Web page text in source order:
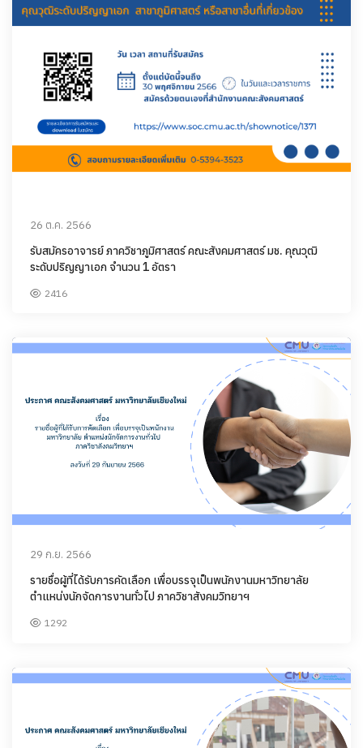
26 ต.ค. 2566
รับสมัครอาจารย์ ภาควิชาภูมิศาสตร์ คณะสังคมศาสตร์ มช. คุณวุฒิ
ระดับปริญญาเอก จำนวน 1 อัตรา
2416
29 ก.ย. 2566
รายชื่อผู้ที่ได้รับการคัดเลือก เพื่อบรรจุเป็นพนักงานมหาวิทยาลัย
ตำแหน่งนักจัดการงานทั่วไป ภาควิชาสังคมวิทยาฯ
1292